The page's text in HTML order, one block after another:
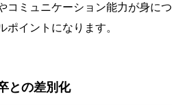
コミュニケーション能力が身につ
ポイントになります。
との差別化